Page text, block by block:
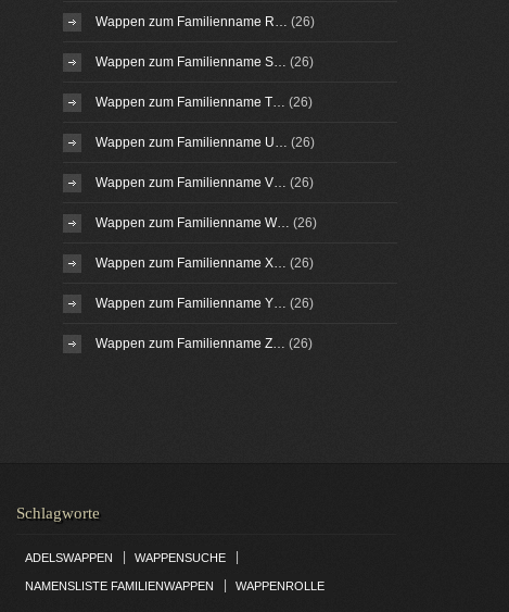
Wappen zum Familienname R… (26)
Wappen zum Familienname S… (26)
Wappen zum Familienname T… (26)
Wappen zum Familienname U… (26)
Wappen zum Familienname V… (26)
Wappen zum Familienname W… (26)
Wappen zum Familienname X… (26)
Wappen zum Familienname Y… (26)
Wappen zum Familienname Z… (26)
Schlagworte
ADELSWAPPEN WAPPENSUCHE
NAMENSLISTE FAMILIENWAPPEN WAPPENROLLE